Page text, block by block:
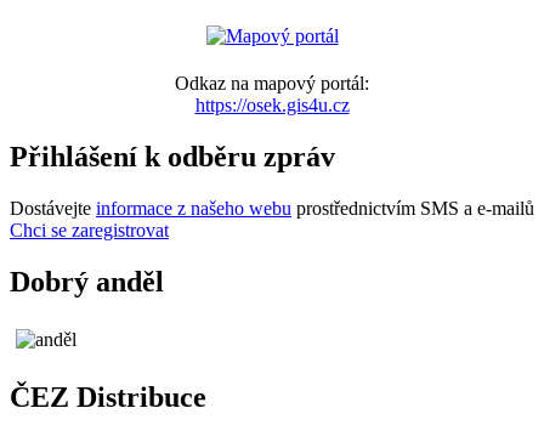
Odkaz na mapový portál:
https://osek.gis4u.cz
Přihlášení k odběru zpráv
Dostávejte informace z našeho webu prostřednictvím SMS a e-mailů
Chci se zaregistrovat
Dobrý anděl
ČEZ Distribuce